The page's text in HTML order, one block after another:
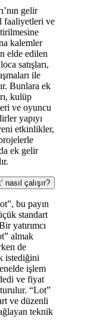
gelir
faaliyetleri ve
kalemler
elde edilen
satışları,
ile
Bunlara ek
kulüp
ve oyuncu
yapıyı
etkinlikler,
ek gelir
nasıl çalışır?
bu payın
standart
yatırımcı
almak
de
istediğini
işlem
ve fiyat
“Lot”
ve düzenli
teknik